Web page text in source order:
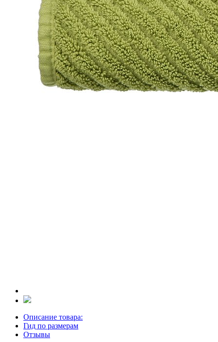
Описание товара:
Гид по размерам
Отзывы